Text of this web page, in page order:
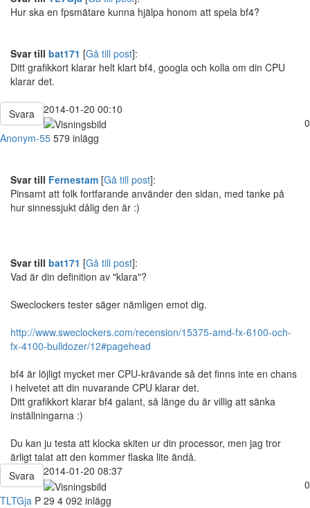
Hur ska en fpsmätare kunna hjälpa honom att spela bf4?
Svar till bat171 [Gå till post]:
Ditt grafikkort klarar helt klart bf4, googla och kolla om din CPU
klarar det.
Svara
2014-01-20 00:10
0
Anonym-55 579 inlägg
Svar till Fernestam [Gå till post]:
Pinsamt att folk fortfarande använder den sidan, med tanke på
hur sinnessjukt dålig den är :)
Svar till bat171 [Gå till post]:
Vad är din definition av "klara"?
Sweclockers tester säger nämligen emot dig.
http://www.sweclockers.com/recension/15375-amd-fx-6100-och-
fx-4100-bulldozer/12#pagehead
bf4 är löjligt mycket mer CPU-krävande så det finns inte en chans
i helvetet att din nuvarande CPU klarar det.
Ditt grafikkort klarar bf4 galant, så länge du är villig att sänka
inställningarna :)
Du kan ju testa att klocka skiten ur din processor, men jag tror
ärligt talat att den kommer flaska lite ändå.
Svara
2014-01-20 08:37
0
TLTGja P 29 4 092 inlägg